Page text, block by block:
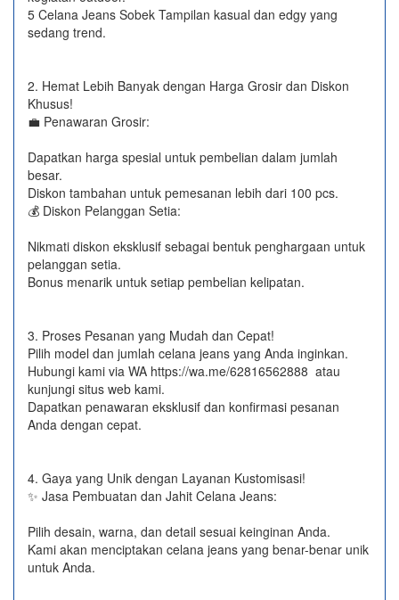
5 Celana Jeans Sobek Tampilan kasual dan edgy yang
sedang trend.
2. Hemat Lebih Banyak dengan Harga Grosir dan Diskon
Khusus!
💼 Penawaran Grosir:
Dapatkan harga spesial untuk pembelian dalam jumlah
besar.
Diskon tambahan untuk pemesanan lebih dari 100 pcs.
💰 Diskon Pelanggan Setia:
Nikmati diskon eksklusif sebagai bentuk penghargaan untuk
pelanggan setia.
Bonus menarik untuk setiap pembelian kelipatan.
3. Proses Pesanan yang Mudah dan Cepat!
Pilih model dan jumlah celana jeans yang Anda inginkan.
Hubungi kami via WA https://wa.me/62816562888​ atau
kunjungi situs web kami.
Dapatkan penawaran eksklusif dan konfirmasi pesanan
Anda dengan cepat.
4. Gaya yang Unik dengan Layanan Kustomisasi!
✨ Jasa Pembuatan dan Jahit Celana Jeans:
Pilih desain, warna, dan detail sesuai keinginan Anda.
Kami akan menciptakan celana jeans yang benar-benar unik
untuk Anda.